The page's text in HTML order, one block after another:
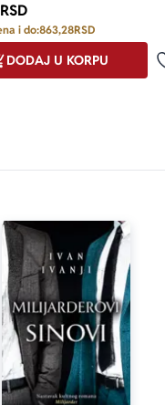
RSD
i do:863,28RSD
DODAJ U KORPU